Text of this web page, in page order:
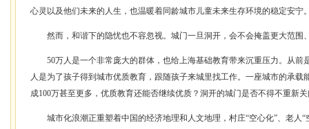
心灵以及他们未来的人生，也温暖着同龄城市儿童未来生存环境的稳定安宁
然而，和谐下的隐忧也不容忽视。城门一旦洞开，会不会掩盖更大范围
50万人是一个非常庞大的群体，也给上海基础教育带来沉重压力。从
人是为了孩子得到城市优质教育，跟随孩子来城里找工作。一座城市的承载
成100万甚至更多，优质教育还能否继续优质？洞开的城门是否不得不重新
城市化浪潮正重塑着中国的经济地理和人文地理，村庄“空心化”、老人